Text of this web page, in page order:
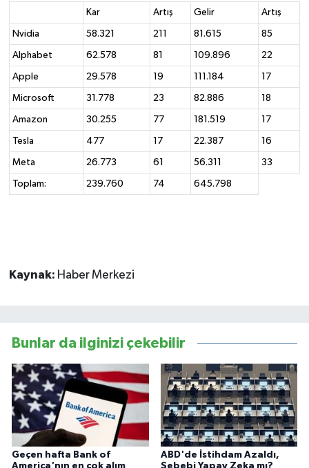
Kar Artış Gelir Artış
Nvidia 58.321 211 81.615 85
Alphabet 62.578 81 109.896 22
Apple 29.578 19 111.184 17
Microsoft 31.778 23 82.886 18
Amazon 30.255 77 181.519 17
Tesla 477 17 22.387 16
Meta 26.773 61 56.311 33
Toplam: 239.760 74 645.798
Kaynak: Haber Merkezi
Bunlar da ilginizi çekebilir
Geçen hafta Bank of
America'nın en çok alım
ABD'de İstihdam Azaldı,
Sebebi Yapay Zeka mı?